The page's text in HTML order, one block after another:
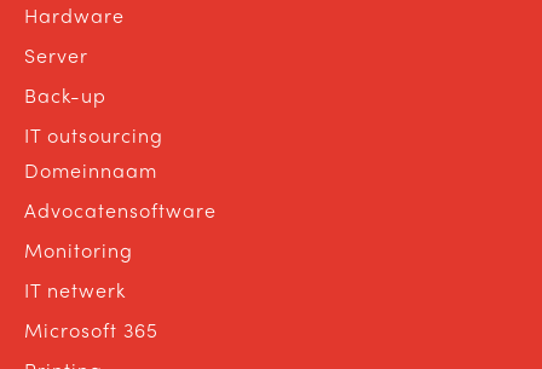
Hardware
Server
Back-up
IT outsourcing
Domeinnaam
Advocatensoftware
Monitoring
IT netwerk
Microsoft 365